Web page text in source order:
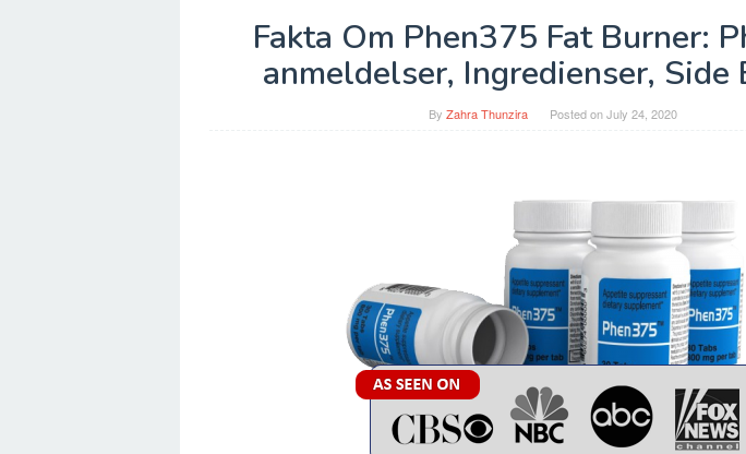
Fakta Om Phen375 Fat Burner:
anmeldelser, Ingredienser, Side
By Zahra Thunzira Posted onJuly 24, 2020